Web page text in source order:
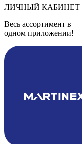
ЛИЧНЫЙ КАБИНЕТ
Весь ассортимент в
одном приложении!